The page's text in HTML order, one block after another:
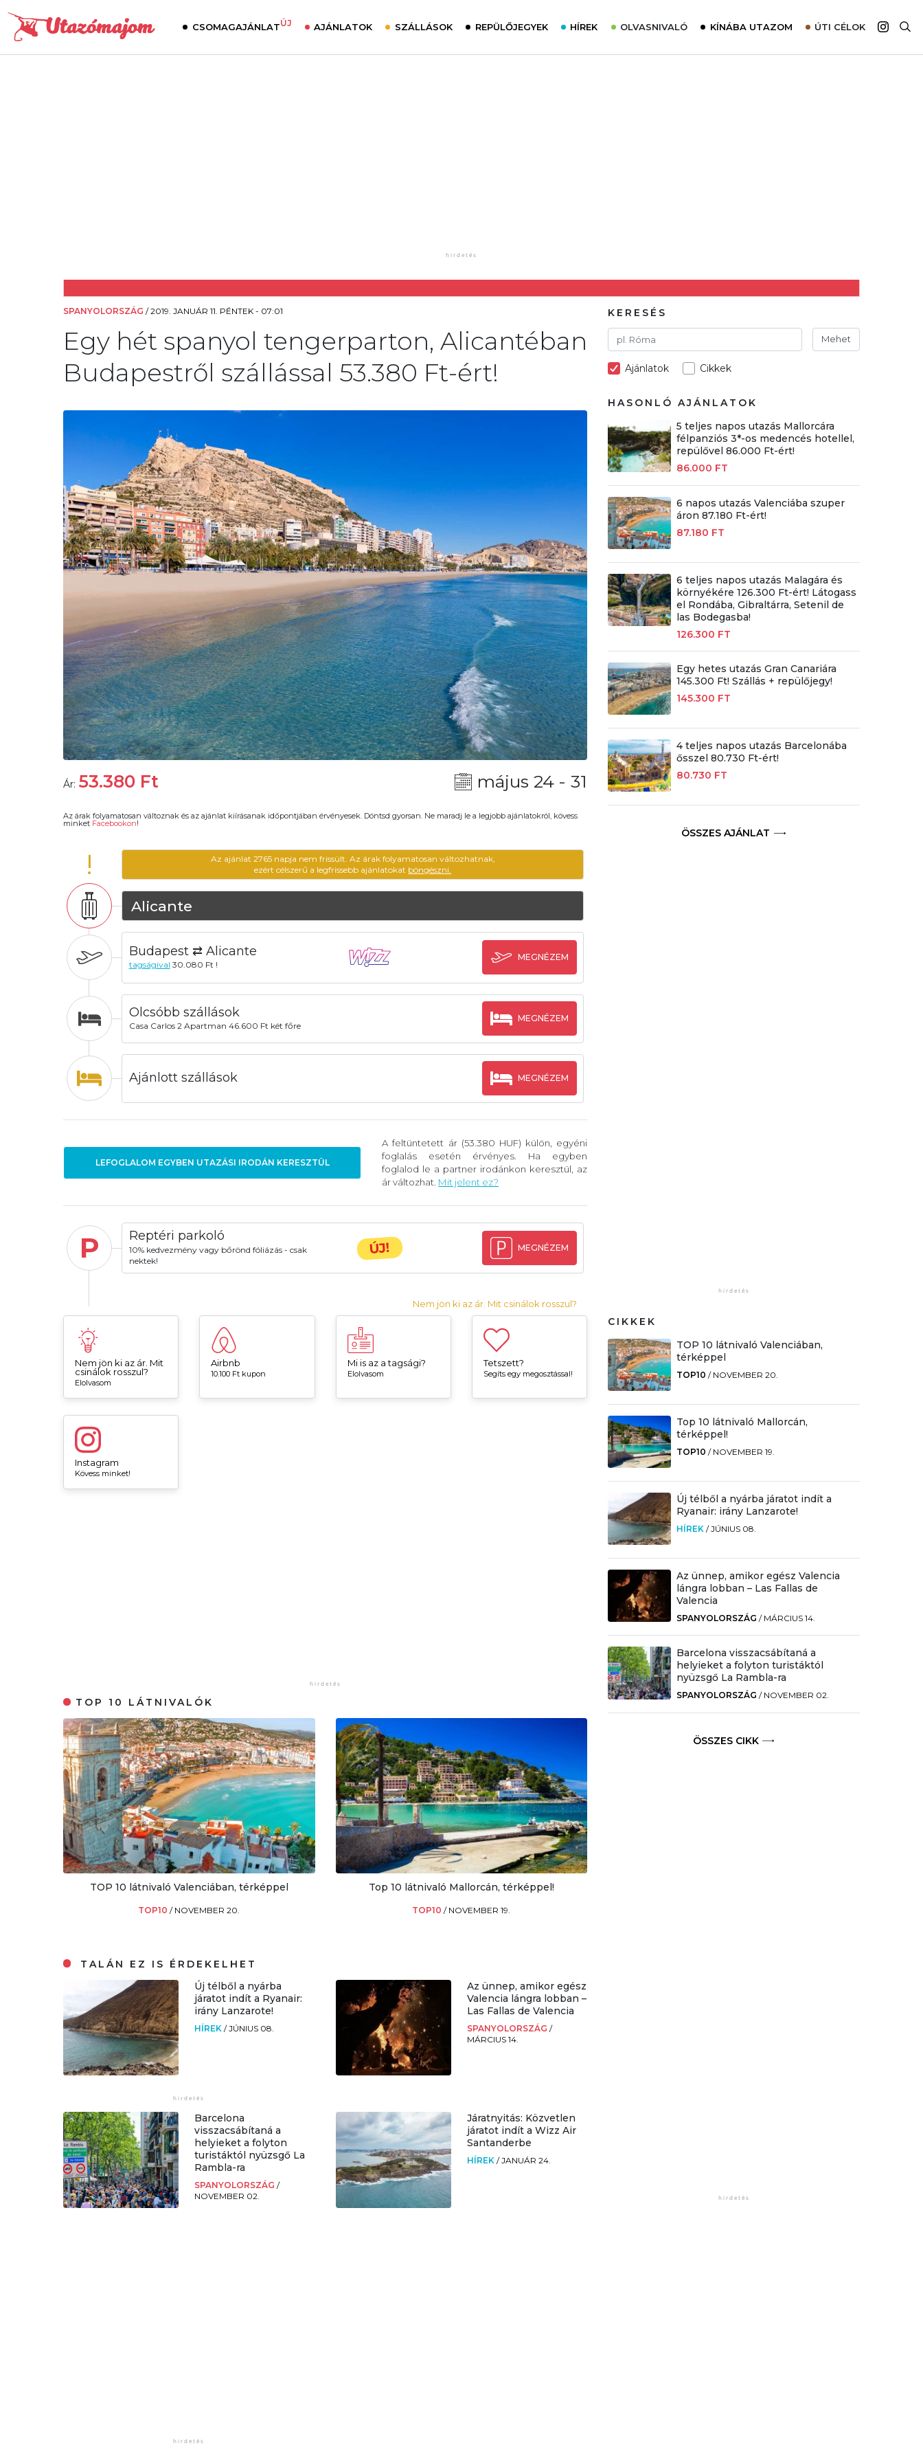
CSOMAGAJÁNLATÚJ AJÁNLATOK SZÁLLÁSOK REPÜLŐJEGYEK HÍREK OLVASNIVALÓ KÍNÁBA UTAZOM ÚTI CÉLOK
SPANYOLORSZÁG /2019. JANUÁR 11. PÉNTEK - 07:01
Egy hét spanyol tengerparton, Alicantéban
Budapestről szállással 53.380 Ft-ért!
Ár: 53.380 Ft május 24 - 31
Az árak folyamatosan változnak és az ajánlat kiírásanak időpontjában érvényesek. Döntsd gyorsan. Ne maradj le a legjobb ajánlatokról, kövess
minket Facebookon!
!
Az ajánlat 2765 napja nem frissült. Az árak folyamatosan változhatnak,
ezért célszerű a legfrissebb ajánlatokat böngészni.
Alicante
Budapest ⇄ Alicante
tagságival 30.080 Ft !
MEGNÉZEM
Olcsóbb szállások
Casa Carlos 2 Apartman 46.600 Ft két főre
MEGNÉZEM
Ajánlott szállások MEGNÉZEM
LEFOGLALOM EGYBEN UTAZÁSI IRODÁN KERESZTÜL
A feltüntetett ár (53.380 HUF) külön, egyéni
foglalás esetén érvényes. Ha egyben
foglalod le a partner irodánkon keresztül, az
ár változhat. Mit jelent ez?
P Reptéri parkoló
10% kedvezmény vagy bőrönd fóliázás - csak
nektek!
ÚJ! MEGNÉZEM
Nem jön ki az ár. Mit csinálok rosszul?
Nem jön ki az ár. Mit
csinálok rosszul?
Elolvasom
Airbnb
10.100 Ft kupon
Mi is az a tagsági?
Elolvasom
Tetszett?
Segíts egy megosztással!
Instagram
Kövess minket!
TOP 10 LÁTNIVALÓK
TOP 10 látnivaló Valenciában, térképpel
TOP10/ NOVEMBER 20.
Top 10 látnivaló Mallorcán, térképpel!
TOP10/ NOVEMBER 19.
TALÁN EZ IS ÉRDEKELHET
Új télből a nyárba
járatot indít a Ryanair:
irány Lanzarote!
HÍREK/JÚNIUS 08.
Az ünnep, amikor egész
Valencia lángra lobban –
Las Fallas de Valencia
SPANYOLORSZÁG /
MÁRCIUS 14.
Barcelona
visszacsábítaná a
helyieket a folyton
turistáktól nyüzsgő La
Rambla-ra
SPANYOLORSZÁG/
NOVEMBER 02.
Járatnyitás: Közvetlen
járatot indít a Wizz Air
Santanderbe
HÍREK /JANUÁR 24.
KERESÉS
Mehet
Ajánlatok Cikkek
HASONLÓ AJÁNLATOK
5 teljes napos utazás Mallorcára
félpanziós 3*-os medencés hotellel,
repülővel 86.000 Ft-ért!
86.000 FT
6 napos utazás Valenciába szuper
áron 87.180 Ft-ért!
87.180 FT
6 teljes napos utazás Malagára és
környékére 126.300 Ft-ért! Látogass
el Rondába, Gibraltárra, Setenil de
las Bodegasba!
126.300 FT
Egy hetes utazás Gran Canariára
145.300 Ft! Szállás + repülőjegy!
145.300 FT
4 teljes napos utazás Barcelonába
ősszel 80.730 Ft-ért!
80.730 FT
ÖSSZES AJÁNLAT
CIKKEK
TOP 10 látnivaló Valenciában,
térképpel
TOP10 / NOVEMBER 20.
Top 10 látnivaló Mallorcán,
térképpel!
TOP10 / NOVEMBER 19.
Új télből a nyárba járatot indít a
Ryanair: irány Lanzarote!
HÍREK /JÚNIUS 08.
Az ünnep, amikor egész Valencia
lángra lobban – Las Fallas de
Valencia
SPANYOLORSZÁG / MÁRCIUS 14.
Barcelona visszacsábítaná a
helyieket a folyton turistáktól
nyüzsgő La Rambla-ra
SPANYOLORSZÁG / NOVEMBER 02.
ÖSSZES CIKK